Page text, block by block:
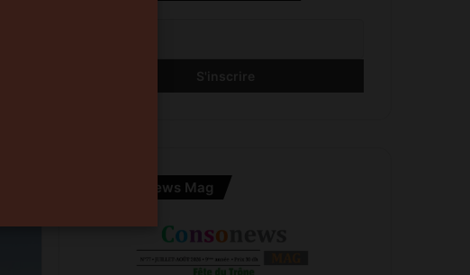
Consonews Mag